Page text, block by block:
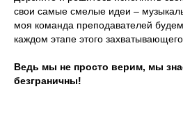
свои самые смелые идеи –
моя команда преподавателей
каждом этапе этого захватывающего
Ведь мы не просто верим, мы
безграничны!